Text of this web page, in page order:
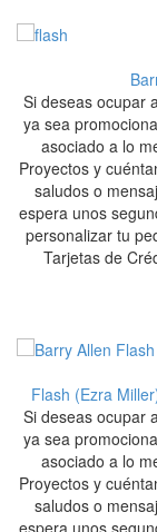
Si deseas ocupar
ya sea
asociado a lo
Proyectos y
saludos o
espera unos
personalizar tu
Tarjetas de
Flash (Ezra
Si deseas ocupar
ya sea
asociado a lo
Proyectos y
saludos o
espera unos